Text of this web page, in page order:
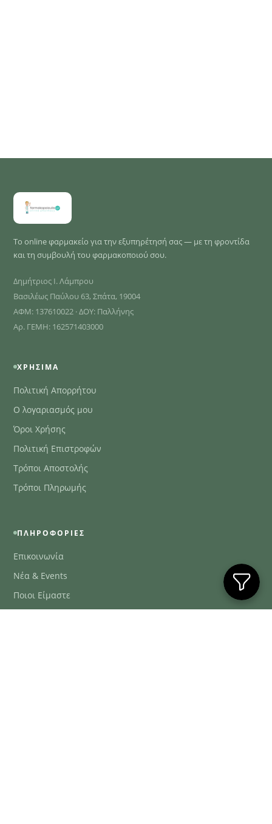
Το online φαρμακείο για την εξυπηρέτησή σας — με τη φροντίδα
και τη συμβουλή του φαρμακοποιού σου.
Δημήτριος Ι. Λάμπρου
Βασιλέως Παύλου 63, Σπάτα, 19004
ΑΦΜ: 137610022 · ΔΟΥ: Παλλήνης
Αρ. ΓΕΜΗ: 162571403000
ΧΡΉΣΙΜΑ
Πολιτική Απορρήτου
Ο λογαριασμός μου
Όροι Χρήσης
Πολιτική Επιστροφών
Τρόποι Αποστολής
Τρόποι Πληρωμής
ΠΛΗΡΟΦΟΡΊΕΣ
Επικοινωνία
Νέα & Events
Ποιοι Είμαστε